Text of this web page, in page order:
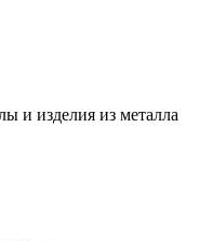
и изделия из металла